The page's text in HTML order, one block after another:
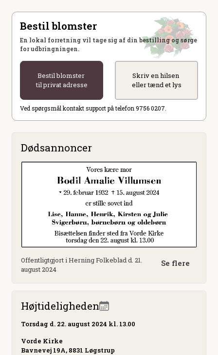
Bestil blomster
En lokal forretning vil tage sig af din bestilling og sørge
for udbringningen.
Bestil blomster
til privat adresse
Skriv en hilsen
eller tænd et lys
Ved spørgsmål kontakt support på telefon 9756 0207.
Dødsannoncer
Offentligtgjort i Herning Folkeblad d. 21.
august 2024
Se flere
Højtideligheden
Torsdag d. 22. august 2024 kl. 13.00
Vorde Kirke
Bavnevej 19A, 8831 Løgstrup